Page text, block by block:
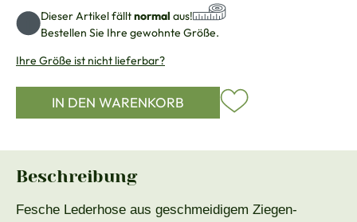
Dieser Artikel fälltnormal aus!
Bestellen Sie Ihre gewohnte Größe.
Ihre Größe ist nicht lieferbar?
IN DEN WARENKORB
Beschreibung
Fesche Lederhose aus geschmeidigem Ziegen-